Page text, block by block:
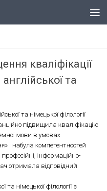
кваліфікації
та
та німецької філології
підвищила кваліфікацію
мови в умовах
і набула компетентностей
інформаційно-
отримала відповідний
та німецької філології є